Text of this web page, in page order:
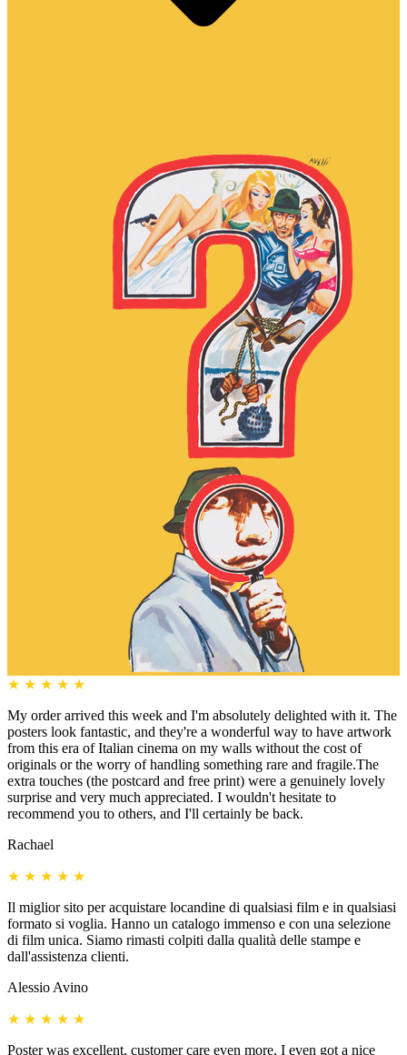
★ ★ ★ ★ ★
My order arrived this week and I'm absolutely delighted with it. The
posters look fantastic, and they're a wonderful way to have artwork
from this era of Italian cinema on my walls without the cost of
originals or the worry of handling something rare and fragile.The
extra touches (the postcard and free print) were a genuinely lovely
surprise and very much appreciated. I wouldn't hesitate to
recommend you to others, and I'll certainly be back.
Rachael
★ ★ ★ ★ ★
Il miglior sito per acquistare locandine di qualsiasi film e in qualsiasi
formato si voglia. Hanno un catalogo immenso e con una selezione
di film unica. Siamo rimasti colpiti dalla qualità delle stampe e
dall'assistenza clienti.
Alessio Avino
★ ★ ★ ★ ★
Poster was excellent, customer care even more, I even got a nice